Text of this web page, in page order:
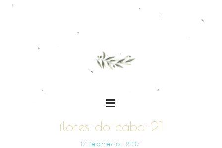
flores-do-cabo-21
17 FEBRERO, 2017